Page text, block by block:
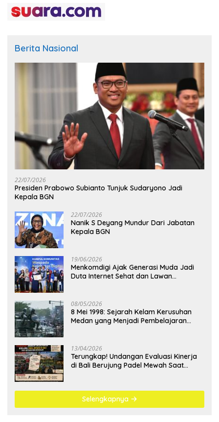
Berita Nasional
22/07/2026
Presiden Prabowo Subianto Tunjuk Sudaryono Jadi
Kepala BGN
22/07/2026
Nanik S Deyang Mundur Dari Jabatan
Kepala BGN
19/06/2026
Menkomdigi Ajak Generasi Muda Jadi
Duta Internet Sehat dan Lawan
08/05/2026
8 Mei 1998: Sejarah Kelam Kerusuhan
Medan yang Menjadi Pembelajaran
13/04/2026
Terungkap! Undangan Evaluasi Kinerja
di Bali Berujung Padel Mewah Saat
Selengkapnya